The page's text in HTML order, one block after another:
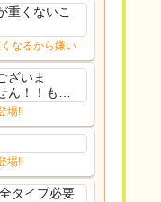
重くないこ
なるから嫌い
ざいま
！！もう
！
場!!
場!!
タイプ必要